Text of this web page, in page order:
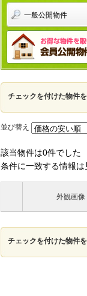
一般公開物件
チェックを付けた物件を
並び替え
該当物件は0件でした
条件に一致する情報は
外観画像
チェックを付けた物件を